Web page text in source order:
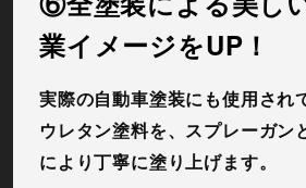
業イメージをUP！
実際の自動車塗装にも使用され
ウレタン塗料を、スプレーガン
により丁寧に塗り上げます。